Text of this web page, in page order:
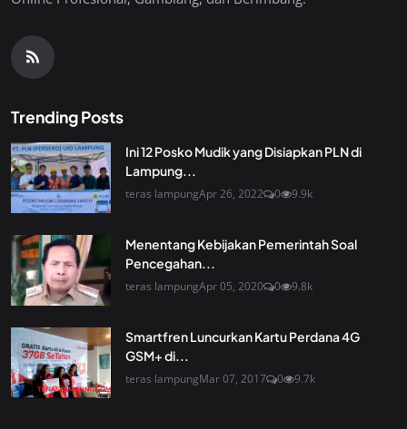
Trending Posts
Ini 12 Posko Mudik yang Disiapkan PLN di
Lampung...
teras lampungApr 26, 2022 0 9.9k
Menentang Kebijakan Pemerintah Soal
Pencegahan...
teras lampungApr 05, 2020 0 9.8k
Smartfren Luncurkan Kartu Perdana 4G
GSM+ di...
teras lampungMar 07, 2017 0 9.7k